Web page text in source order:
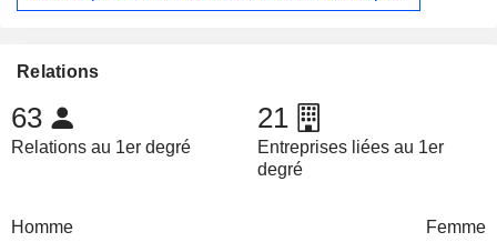
Relations
63
Relations au 1er degré
21
Entreprises liées au 1er
degré
Homme Femme